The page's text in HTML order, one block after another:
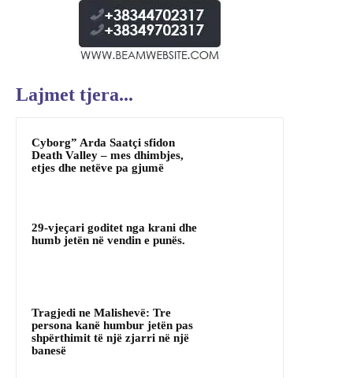
Lajmet tjera...
Cyborg” Arda Saatçi sfidon
Death Valley – mes dhimbjes,
etjes dhe netëve pa gjumë
29-vjeçari goditet nga krani dhe
humb jetën në vendin e punës.
Tragjedi ne Malishevë: Tre
persona kanë humbur jetën pas
shpërthimit të një zjarri në një
banesë